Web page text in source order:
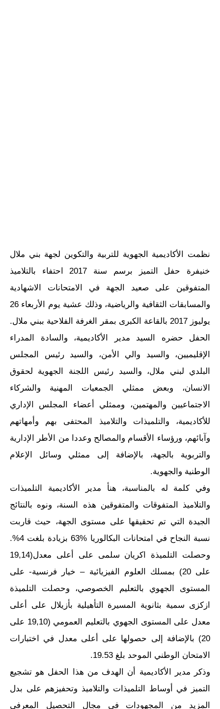
نظمت الأكاديمية الجهوية للتربية والتكوين لجهة بني ملال
خنيفرة حفل التميز برسم سنة 2017 احتفاء بالتلاميذ
المتفوقين على صعيد الجهة في الامتحانات الاشهادية
والمسابقات الثقافية والرياضية، وذلك عشية يوم الأربعاء 26
يوليوز 2017 بالقاعة الكبرى بمقر الغرفة الفلاحية ببني ملال.
الحفل حضره السيد مدير الأكاديمية، والسادة المدراء
الإقليميين، والسيد والي الأمن، والسيد رئيس المجلس
البلدي لبني ملال، والسيد رئيس اللجنة الجهوية لحقوق
الانسان، وبعض ممثلي الجمعيات المهنية والشركاء
الاجتماعيين والمهتمين، وممثلي أعضاء المجلس الإداري
للأكاديمية، والتلميذات والتلاميذ المحتفى بهم وأمهاتهم
وآبائهم، ورؤساء الأقسام والمصالح وعددا من الأطر الإدارية
والتربوية بالجهة، بالإضافة إلى ممثلي وسائل الإعلام
الوطنية والجهوية.
وفي كلمة له بالمناسبة، هنأ مدير الأكاديمية التلميذات
والتلاميذ المتفوقات والمتفوقين هذه السنة، ونوه بالنتائج
الجيدة التي تم تحقيقها على مستوى الجهة، حيث قاربت
نسبة النجاح في امتحانات البكالوريا %63 بزيادة بلغت 4%.
وحصلت التلميذة اكريان سلمى على أعلى معدل(19,14
على 20) بمسلك العلوم الفيزيائية – خيار فرنسية- على
المستوى الجهوي بالتعليم الخصوصي، وحصلت التلميذة
ازكزى سمية بثانوية المسيرة التأهيلية بأزيلال على أعلى
معدل على المستوى الجهوي بالتعليم العمومي (19,10 على
20) بالإضافة إلى حصولها على أعلى معدل في اختبارات
الامتحان الوطني الموحد بلغ 19.53.
وذكر مدير الأكاديمية أن الهدف من هذا الحفل هو تشجيع
التميز في أوساط التلميذات والتلاميذ وتحفيزهم على بدل
المزيد من المجهودات في مجال التحصيل المعرفي